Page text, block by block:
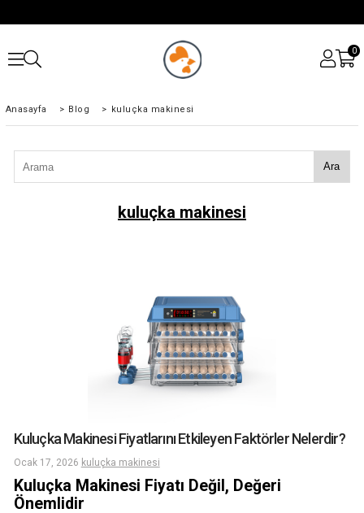
0
Anasayfa > Blog > kuluçka makinesi
Ara
kuluçka makinesi
Kuluçka Makinesi Fiyatlarını Etkileyen Faktörler Nelerdir?
Ocak 17, 2026 kuluçka makinesi
Kuluçka Makinesi Fiyatı Değil, Değeri
Önemlidir